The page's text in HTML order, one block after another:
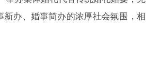
办、婚事简办的浓厚社会氛围，相